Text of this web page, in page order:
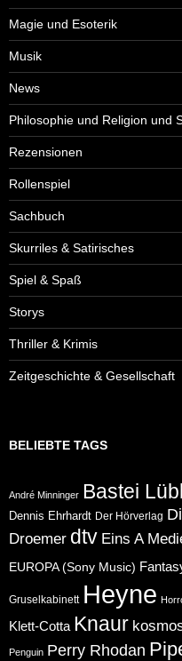
Magie und Esoterik
Musik
News
Philosophie und Religion und
Rezensionen
Rollenspiel
Sachbuch
Skurriles & Satirisches
Spiel & Spaß
Storys
Thriller & Krimis
Zeitgeschichte & Gesellschaft
BELIEBTE TAGS
André Minninger Bastei
Dennis Ehrhardt Der Hörverlag
Droemer dtv Eins A
EUROPA (Sony Music)
Gruselkabinett Heyne
Klett-Cotta Knaur
Penguin Perry Rhodan